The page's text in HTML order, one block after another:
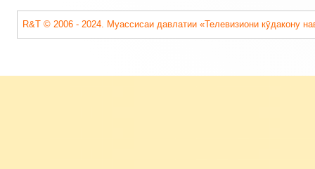
R&T © 2006 - 2024. Муассисаи давлатии «Телевизиони кӯдакону